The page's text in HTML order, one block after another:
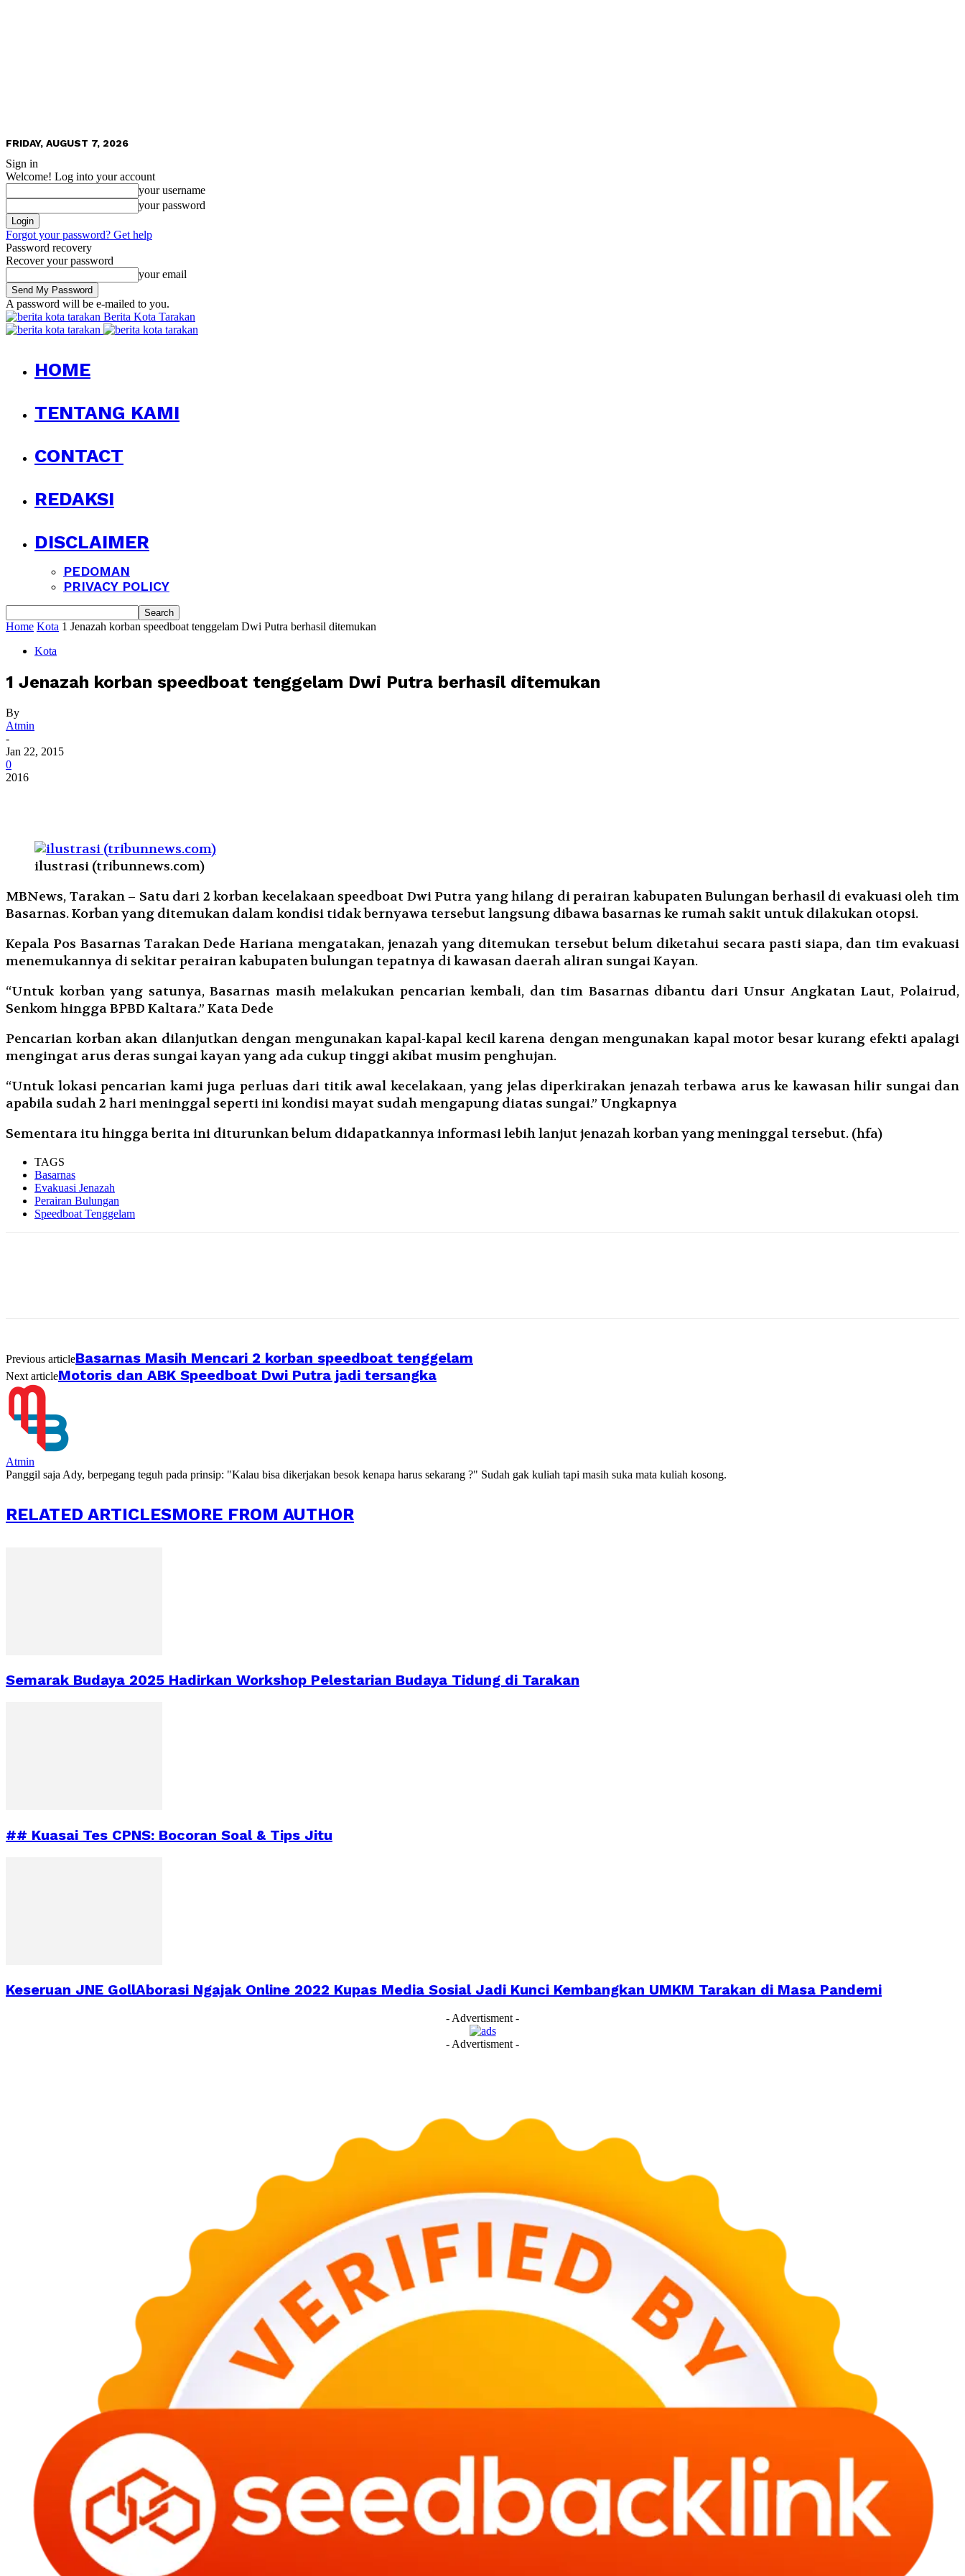
FRIDAY, AUGUST 7, 2026
Sign in
Welcome! Log into your account
your username
your password
Forgot your password? Get help
Password recovery
Recover your password
your email
A password will be e-mailed to you.
Berita Kota Tarakan
HOME
TENTANG KAMI
CONTACT
REDAKSI
DISCLAIMER
PEDOMAN
PRIVACY POLICY
Home Kota 1 Jenazah korban speedboat tenggelam Dwi Putra berhasil ditemukan
Kota
1 Jenazah korban speedboat tenggelam Dwi Putra berhasil ditemukan
By
Atmin
-
Jan 22, 2015
0
2016
ilustrasi (tribunnews.com)
MBNews, Tarakan – Satu dari 2 korban kecelakaan speedboat Dwi Putra yang hilang di perairan kabupaten Bulungan berhasil di evakuasi oleh tim
Basarnas. Korban yang ditemukan dalam kondisi tidak bernyawa tersebut langsung dibawa basarnas ke rumah sakit untuk dilakukan otopsi.
Kepala Pos Basarnas Tarakan Dede Hariana mengatakan, jenazah yang ditemukan tersebut belum diketahui secara pasti siapa, dan tim evakuasi
menemukannya di sekitar perairan kabupaten bulungan tepatnya di kawasan daerah aliran sungai Kayan.
“Untuk korban yang satunya, Basarnas masih melakukan pencarian kembali, dan tim Basarnas dibantu dari Unsur Angkatan Laut, Polairud,
Senkom hingga BPBD Kaltara.” Kata Dede
Pencarian korban akan dilanjutkan dengan mengunakan kapal-kapal kecil karena dengan mengunakan kapal motor besar kurang efekti apalagi
mengingat arus deras sungai kayan yang ada cukup tinggi akibat musim penghujan.
“Untuk lokasi pencarian kami juga perluas dari titik awal kecelakaan, yang jelas diperkirakan jenazah terbawa arus ke kawasan hilir sungai dan
apabila sudah 2 hari meninggal seperti ini kondisi mayat sudah mengapung diatas sungai.” Ungkapnya
Sementara itu hingga berita ini diturunkan belum didapatkannya informasi lebih lanjut jenazah korban yang meninggal tersebut. (hfa)
TAGS
Basarnas
Evakuasi Jenazah
Perairan Bulungan
Speedboat Tenggelam
Previous articleBasarnas Masih Mencari 2 korban speedboat tenggelam
Next articleMotoris dan ABK Speedboat Dwi Putra jadi tersangka
Atmin
Panggil saja Ady, berpegang teguh pada prinsip: "Kalau bisa dikerjakan besok kenapa harus sekarang ?" Sudah gak kuliah tapi masih suka mata kuliah kosong.
RELATED ARTICLESMORE FROM AUTHOR
Semarak Budaya 2025 Hadirkan Workshop Pelestarian Budaya Tidung di Tarakan
## Kuasai Tes CPNS: Bocoran Soal & Tips Jitu
Keseruan JNE GollAborasi Ngajak Online 2022 Kupas Media Sosial Jadi Kunci Kembangkan UMKM Tarakan di Masa Pandemi
- Advertisment -
- Advertisment -